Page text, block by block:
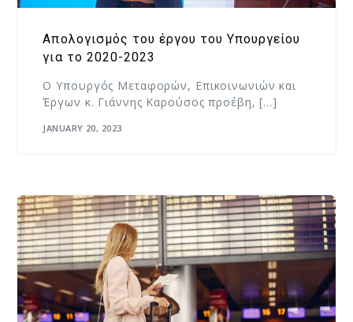
Απολογισμός του έργου του Υπουργείου
για το 2020-2023
Ο Υπουργός Μεταφορών, Επικοινωνιών και
Έργων κ. Γιάννης Καρούσος προέβη, […]
JANUARY 20, 2023